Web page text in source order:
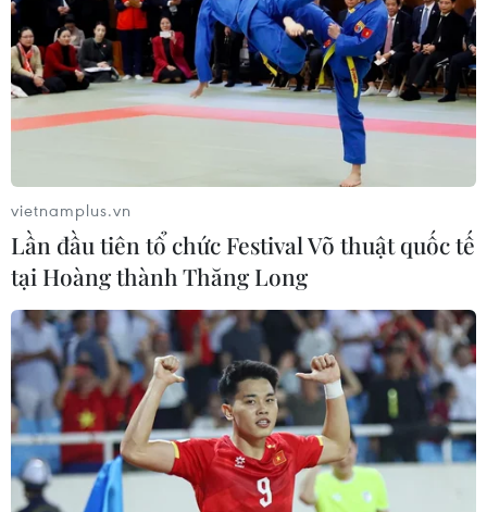
vietnamplus.vn
Lần đầu tiên tổ chức Festival Võ thuật quốc tế
tại Hoàng thành Thăng Long